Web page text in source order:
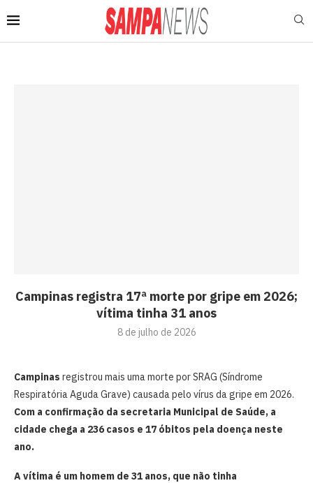
Campinas registra 17ª morte por gripe em 2026;
vítima tinha 31 anos
8 de julho de 2026
Campinas registrou mais uma morte por SRAG (Síndrome
Respiratória Aguda Grave) causada pelo vírus da gripe em 2026.
Com a confirmação da secretaria Municipal de Saúde, a
cidade chega a 236 casos e 17 óbitos pela doença neste
ano.
A vítima é um homem de 31 anos, que não tinha